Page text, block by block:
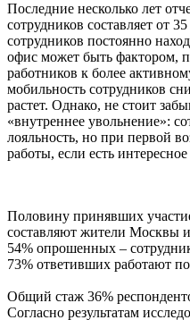
Последние несколько лет
сотрудников составляет от
сотрудников постоянно
офис может быть фактором,
работников к более
мобильность сотрудников
растет. Однако, не стоит
«внутреннее увольнение»:
лояльность, но при первой
работы, если есть
Половину принявших
составляют жители Москвы
54% опрошенных –
73% ответивших работают
Общий стаж 36%
Согласно результатам